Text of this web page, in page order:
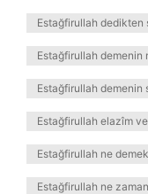
Estağfirullah dedikten
Estağfirullah demenin
Estağfirullah demenin
Estağfirullah elazîm
Estağfirullah ne
Estağfirullah ne